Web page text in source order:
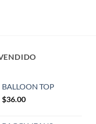
BALLOON TOP
$36.00